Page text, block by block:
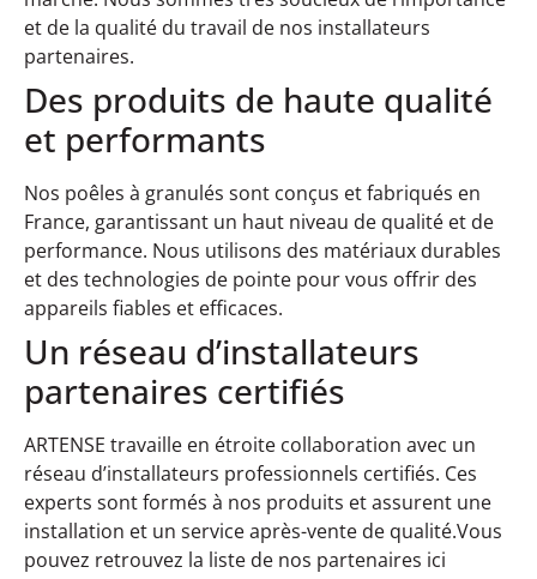
et de la qualité du travail de nos installateurs
partenaires.
Des produits de haute qualité
et performants
Nos poêles à granulés sont conçus et fabriqués en
France, garantissant un haut niveau de qualité et de
performance. Nous utilisons des matériaux durables
et des technologies de pointe pour vous offrir des
appareils fiables et efficaces.
Un réseau d’installateurs
partenaires certifiés
ARTENSE travaille en étroite collaboration avec un
réseau d’installateurs professionnels certifiés. Ces
experts sont formés à nos produits et assurent une
installation et un service après-vente de qualité.Vous
pouvez retrouvez la liste de nos partenaires ici